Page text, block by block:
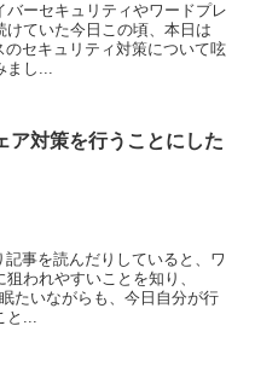
ーセキュリティやワードプレ
ていた今日この頃、本日は
セキュリティ対策について呟
まし...
ア対策を行うことにした
事を読んだりしていると、ワ
われやすいことを知り、
たいながらも、今日自分が行
と...